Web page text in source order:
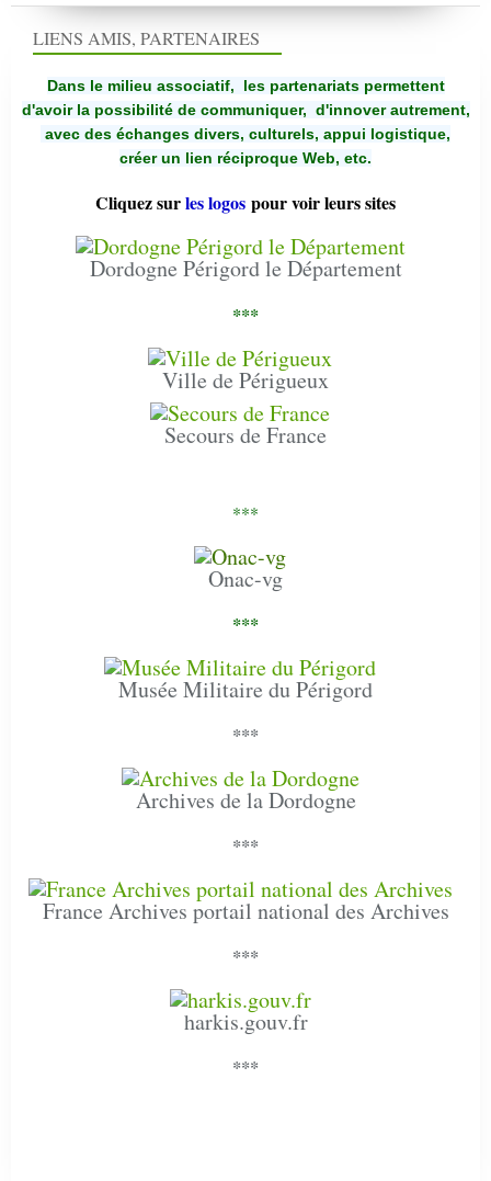
LIENS AMIS, PARTENAIRES
Dans le milieu associatif, les partenariats permettent
d'avoir la possibilité de communiquer, d'innover autrement,
avec des échanges divers, culturels, appui logistique,
créer un lien réciproque Web, etc.
Cliquez surles logos pour voir leurs sites
Dordogne Périgord le Département
***
Ville de Périgueux
Secours de France
***
Onac-vg
***
Musée Militaire du Périgord
***
Archives de la Dordogne
***
France Archives portail national des Archives
***
harkis.gouv.fr
***